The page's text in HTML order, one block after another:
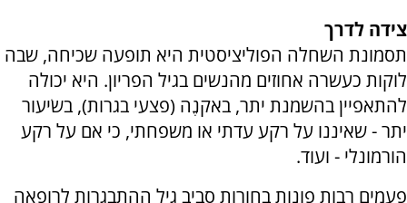
צידה לדרך
תסמונת השחלה הפוליציסטית היא תופעה שכיחה, שבה
לוקות כעשרה אחוזים מהנשים בגיל הפריון. היא יכולה
להתאפיין בהשמנת יתר, באקנֶה (פצעי בגרות), בשׂיעור
יתר - שאיננו על רקע עדתי או משפחתי, כי אם על רקע
הורמונלי - ועוד.
פעמים רבות פונות בחורות סביב גיל ההתבגרות לרופאה